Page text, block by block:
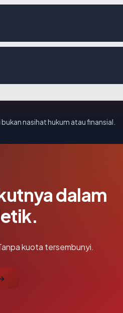
nasihat hukum atau finansial.
dalam
kuota tersembunyi.